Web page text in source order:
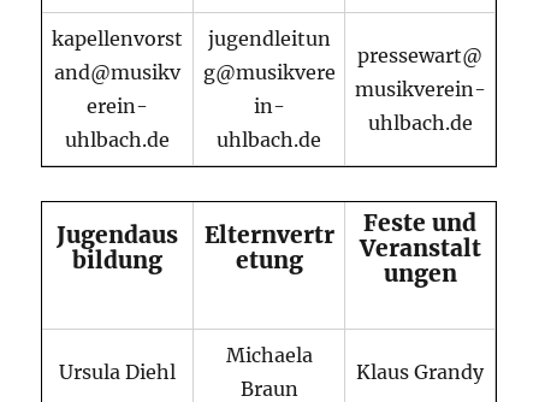
kapellenvorst
and@musikv
erein-
uhlbach.de
jugendleitun
g@musikvere
in-
uhlbach.de
pressewart@
musikverein-
uhlbach.de
Jugendaus
bildung
Elternvertr
etung
Feste und
Veranstalt
ungen
Ursula Diehl
Michaela
Braun
Klaus Grandy